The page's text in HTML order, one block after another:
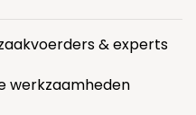
& experts
werkzaamheden